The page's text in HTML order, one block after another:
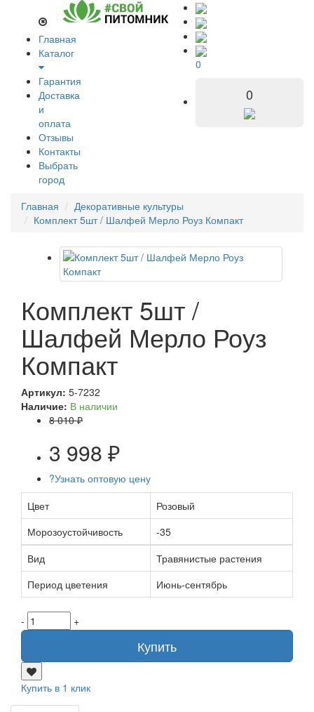
Главная
Каталог
Гарантия
Доставка
и
оплата
Отзывы
Контакты
Выбрать
город
0
0
Главная
Декоративные культуры
Комплект 5шт / Шалфей Мерло Роуз Компакт
Комплект 5шт /
Шалфей Мерло Роуз
Компакт
Артикул: 5-7232
Наличие: В наличии
8 010 ₽
3 998 ₽
?Узнать оптовую цену
Цвет
Розовый
Морозоустойчивость
-35
Вид
Травянистые растения
Период цветения
Июнь-сентябрь
- +
Купить
Купить в 1 клик